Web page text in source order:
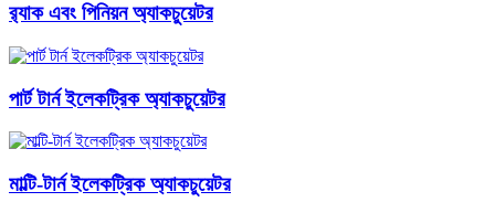
র‍্যাক এবং পিনিয়ন অ্যাকচুয়েটর
পার্ট টার্ন ইলেকট্রিক অ্যাকচুয়েটর
মাল্টি-টার্ন ইলেকট্রিক অ্যাকচুয়েটর